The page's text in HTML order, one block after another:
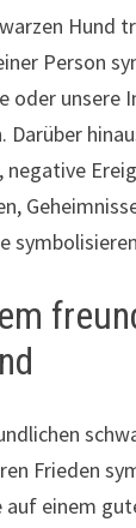
Hund
Person
oder unsere
negative
Frieden
auf einem